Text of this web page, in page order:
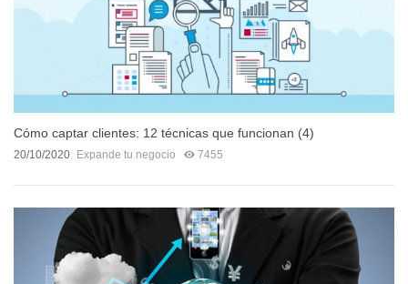
Cómo captar clientes: 12 técnicas que funcionan (4)
20/10/2020 Expande tu negocio 7455